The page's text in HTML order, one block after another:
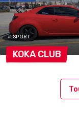
# SPORT
KOKACLUB